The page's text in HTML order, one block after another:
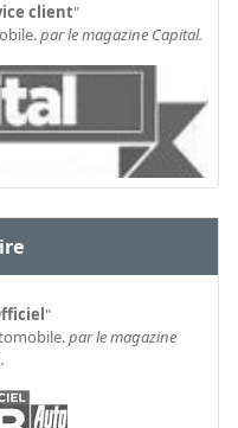
client"
par le magazine Capital.
"
par le magazine